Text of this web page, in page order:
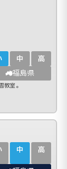
中 高
福島県
教室。
中 高